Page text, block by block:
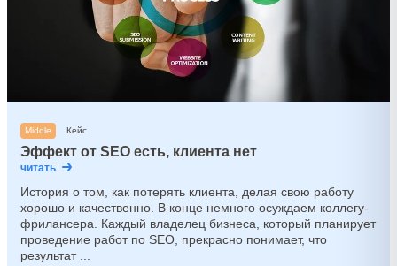
Middle Кейс
Эффект от SEO есть, клиента нет
читать
История о том, как потерять клиента, делая свою работу
хорошо и качественно. В конце немного осуждаем коллегу-
фрилансера. Каждый владелец бизнеса, который планирует
проведение работ по SEO, прекрасно понимает, что
результат ...